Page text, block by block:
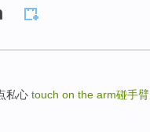
私心 touch on the arm碰手臂